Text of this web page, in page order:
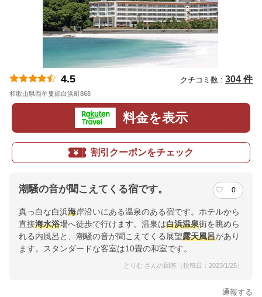
4.5 クチコミ数 : 304 件
和歌山県西牟婁郡白浜町868
料金を表示
割引クーポンをチェック
潮騒の音が聞こえてくる宿です。 0
真っ白な白浜海岸沿いにある温泉のある宿です。ホテルから
直接海水浴場へ徒歩で行けます。温泉は白浜温泉街を眺めら
れる内風呂と、潮騒の音が聞こえてくる展望露天風呂があり
ます。スタンダードな客室は10畳の和室です。
とりむ さんの回答（投稿日：2023/1/25）
通報する